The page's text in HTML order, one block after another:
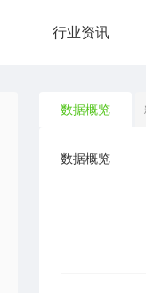
行业资讯
数据概览
数据概览